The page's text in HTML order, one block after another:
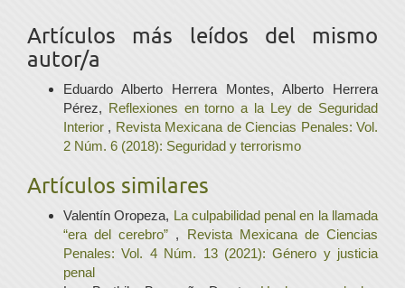
Artículos más leídos del mismo
autor/a
Eduardo Alberto Herrera Montes, Alberto Herrera
Pérez, Reflexiones en torno a la Ley de Seguridad
Interior , Revista Mexicana de Ciencias Penales: Vol.
2 Núm. 6 (2018): Seguridad y terrorismo
Artículos similares
Valentín Oropeza, La culpabilidad penal en la llamada
“era del cerebro” , Revista Mexicana de Ciencias
Penales: Vol. 4 Núm. 13 (2021): Género y justicia
penal